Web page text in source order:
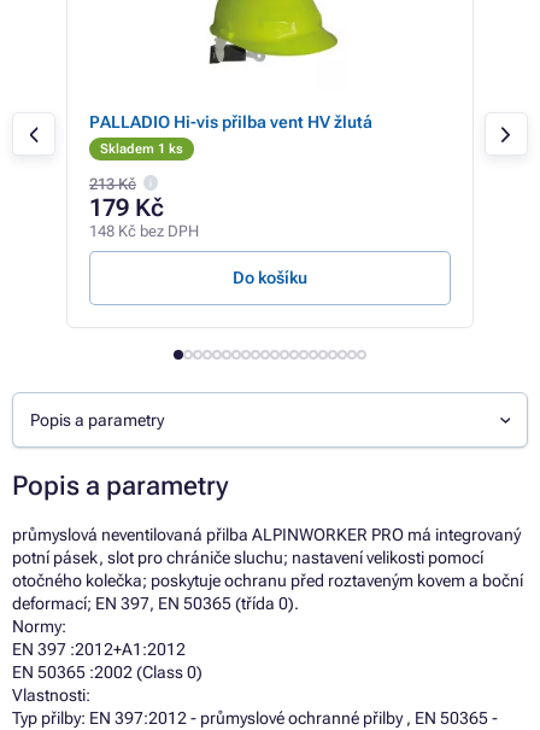
PALLADIO Hi-vis přilba vent HV žlutá
Skladem 1 ks
213 Kč
179 Kč
148 Kč bez DPH
Do košíku
Popis a parametry
Popis a parametry
průmyslová neventilovaná přilba ALPINWORKER PRO má integrovaný
potní pásek, slot pro chrániče sluchu; nastavení velikosti pomocí
otočného kolečka; poskytuje ochranu před roztaveným kovem a boční
deformací; EN 397, EN 50365 (třída 0).
Normy:
EN 397 :2012+A1:2012
EN 50365 :2002 (Class 0)
Vlastnosti:
Typ přilby: EN 397:2012 - průmyslové ochranné přilby , EN 50365 -